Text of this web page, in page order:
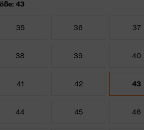
43
35 36 37
38 39 40
41 42 43
44 45 46